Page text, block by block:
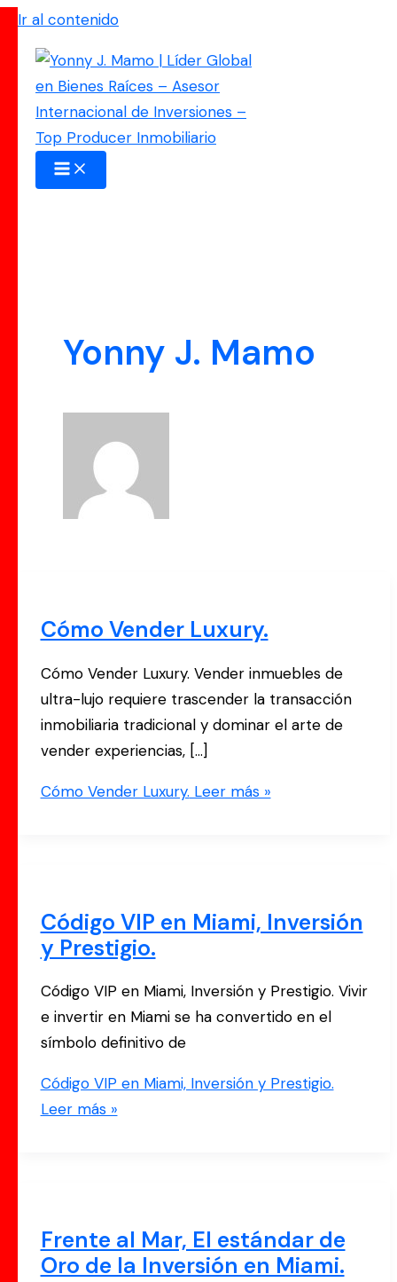
Ir al contenido
Yonny J. Mamo
Cómo Vender Luxury.
Cómo Vender Luxury. Vender inmuebles de
ultra-lujo requiere trascender la transacción
inmobiliaria tradicional y dominar el arte de
vender experiencias, […]
Cómo Vender Luxury. Leer más »
Código VIP en Miami, Inversión
y Prestigio.
Código VIP en Miami, Inversión y Prestigio. Vivir
e invertir en Miami se ha convertido en el
símbolo definitivo de
Código VIP en Miami, Inversión y Prestigio.
Leer más »
Frente al Mar, El estándar de
Oro de la Inversión en Miami.